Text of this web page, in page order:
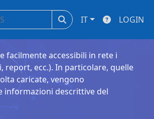
IT LOGIN
facilmente accessibili in rete i
report, ecc.). In particolare, quelle
caricate, vengono
informazioni descrittive del